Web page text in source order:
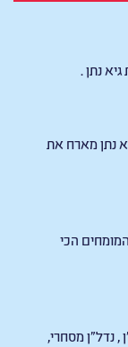
נתן .
נתן מארח את
הכי
, נדל"ן מסחרי,